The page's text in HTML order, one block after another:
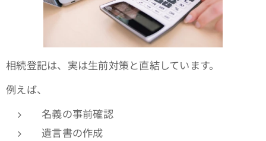
相続登記は、実は生前対策と直結しています。
例えば、
名義の事前確認
遺言書の作成